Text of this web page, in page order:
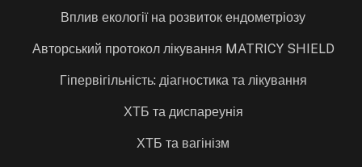
Вплив екології на розвиток ендометріозу
Авторський протокол лікування MATRICY SHIELD
Гіпервігільність: діагностика та лікування
ХТБ та диспареунія
ХТБ та вагінізм